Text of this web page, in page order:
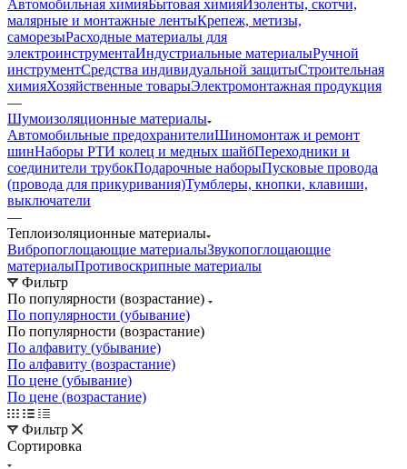
Автомобильная химияБытовая химияИзоленты, скотчи,
малярные и монтажные лентыКрепеж, метизы,
саморезыРасходные материалы для
электроинструментаИндустриальные материалыРучной
инструментСредства индивидуальной защитыСтроительная
химияХозяйственные товарыЭлектромонтажная продукция
—
Шумоизоляционные материалы
Автомобильные предохранителиШиномонтаж и ремонт
шинНаборы РТИ колец и медных шайбПереходники и
соединители трубокПодарочные наборыПусковые провода
(провода для прикуривания)Тумблеры, кнопки, клавиши,
выключатели
—
Теплоизоляционные материалы
Вибропоглощающие материалыЗвукопоглощающие
материалыПротивоскрипные материалы
Фильтр
По популярности (возрастание)
По популярности (убывание)
По популярности (возрастание)
По алфавиту (убывание)
По алфавиту (возрастание)
По цене (убывание)
По цене (возрастание)
Фильтр
Сортировка